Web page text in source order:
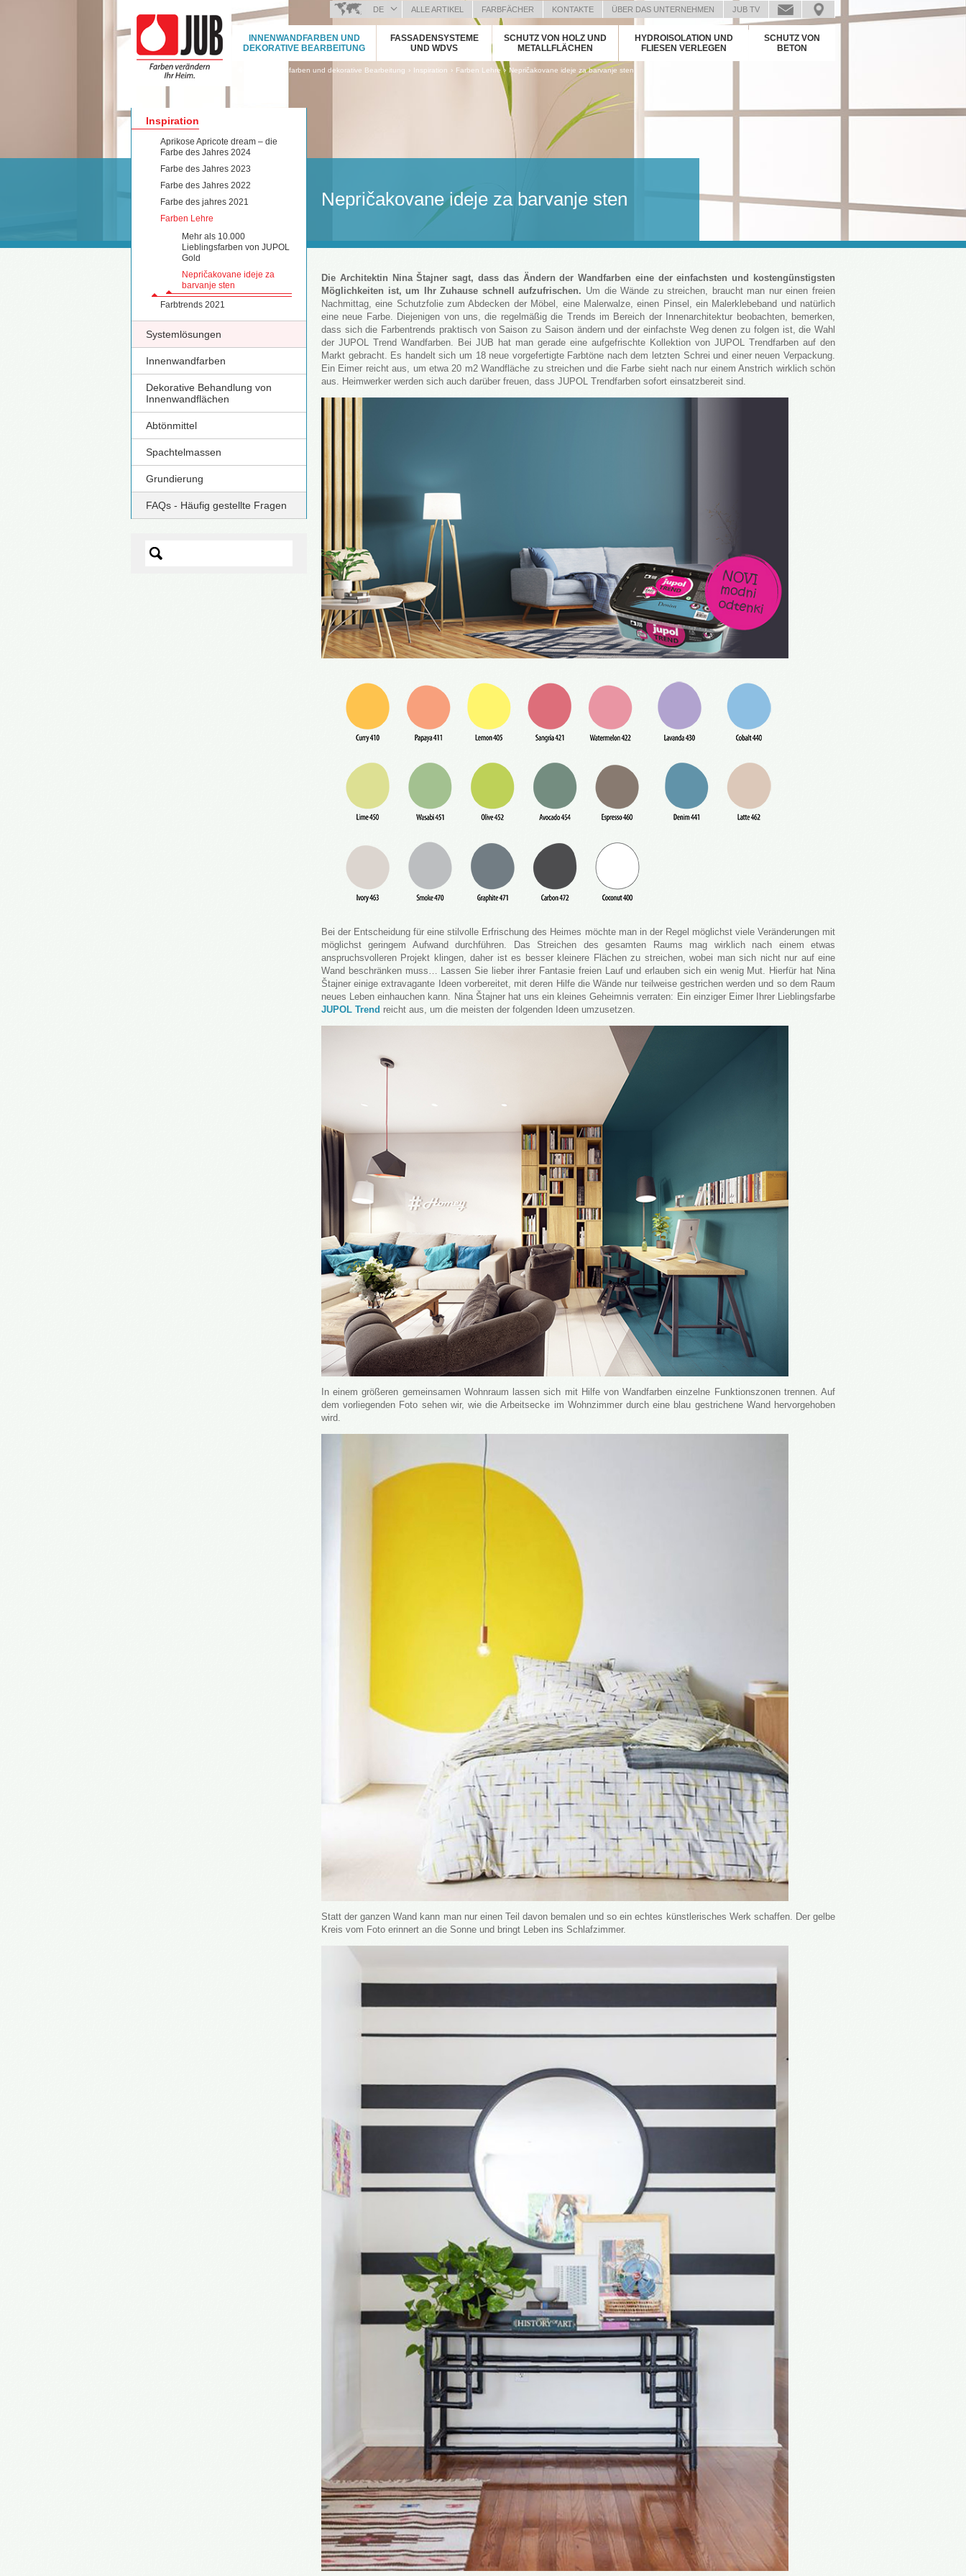
ALLE ARTIKEL FARBFÄCHER KONTAKTE ÜBER DAS UNTERNEHMEN
JUB TV
BOSANSKI (BOSNIAN)
HRVATSKI (CROATIAN)
ČEŠTINA (CZECH)
DE
РУССКИЙ (RUSSIAN)
SLOVENČINA (SLOVAK)
INNENWANDFARBEN UND
DEKORATIVE BEARBEITUNG
FASSADENSYSTEME
UND WDVS
SCHUTZ VON HOLZ UND
METALLFLÄCHEN
HYDROISOLATION UND
FLIESEN VERLEGEN
SCHUTZ VON
BETON
Innenwandfarben und dekorative Bearbeitung › Inspiration › Farben Lehre › Nepričakovane ideje za barvanje sten
Inspiration
Aprikose Apricote dream – die
Farbe des Jahres 2024
Farbe des Jahres 2023
Farbe des Jahres 2022
Farbe des jahres 2021
Farben Lehre
Mehr als 10.000
Lieblingsfarben von JUPOL
Gold
Nepričakovane ideje za
barvanje sten
Farbtrends 2021
Systemlösungen
Innenwandfarben
Dekorative Behandlung von
Innenwandflächen
Abtönmittel
Spachtelmassen
Grundierung
FAQs - Häufig gestellte Fragen
Nepričakovane ideje za barvanje sten
Die Architektin Nina Štajner sagt, dass das Ändern der Wandfarben eine der einfachsten und kostengünstigsten
Möglichkeiten ist, um Ihr Zuhause schnell aufzufrischen. Um die Wände zu streichen, braucht man nur einen freien
Nachmittag, eine Schutzfolie zum Abdecken der Möbel, eine Malerwalze, einen Pinsel, ein Malerklebeband und natürlich
eine neue Farbe. Diejenigen von uns, die regelmäßig die Trends im Bereich der Innenarchitektur beobachten, bemerken,
dass sich die Farbentrends praktisch von Saison zu Saison ändern und der einfachste Weg denen zu folgen ist, die Wahl
der JUPOL Trend Wandfarben. Bei JUB hat man gerade eine aufgefrischte Kollektion von JUPOL Trendfarben auf den
Markt gebracht. Es handelt sich um 18 neue vorgefertigte Farbtöne nach dem letzten Schrei und einer neuen Verpackung.
Ein Eimer reicht aus, um etwa 20 m2 Wandfläche zu streichen und die Farbe sieht nach nur einem Anstrich wirklich schön
aus. Heimwerker werden sich auch darüber freuen, dass JUPOL Trendfarben sofort einsatzbereit sind.
Bei der Entscheidung für eine stilvolle Erfrischung des Heimes möchte man in der Regel möglichst viele Veränderungen mit
möglichst geringem Aufwand durchführen. Das Streichen des gesamten Raums mag wirklich nach einem etwas
anspruchsvolleren Projekt klingen, daher ist es besser kleinere Flächen zu streichen, wobei man sich nicht nur auf eine
Wand beschränken muss… Lassen Sie lieber ihrer Fantasie freien Lauf und erlauben sich ein wenig Mut. Hierfür hat Nina
Štajner einige extravagante Ideen vorbereitet, mit deren Hilfe die Wände nur teilweise gestrichen werden und so dem Raum
neues Leben einhauchen kann. Nina Štajner hat uns ein kleines Geheimnis verraten: Ein einziger Eimer Ihrer Lieblingsfarbe
JUPOL Trend reicht aus, um die meisten der folgenden Ideen umzusetzen.
In einem größeren gemeinsamen Wohnraum lassen sich mit Hilfe von Wandfarben einzelne Funktionszonen trennen. Auf
dem vorliegenden Foto sehen wir, wie die Arbeitsecke im Wohnzimmer durch eine blau gestrichene Wand hervorgehoben
wird.
Statt der ganzen Wand kann man nur einen Teil davon bemalen und so ein echtes künstlerisches Werk schaffen. Der gelbe
Kreis vom Foto erinnert an die Sonne und bringt Leben ins Schlafzimmer.